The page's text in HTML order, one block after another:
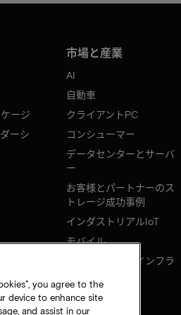
ージ
ーシ
市場と産業
AI
自動車
クライアントPC
コンシューマー
データセンターとサーバ
ー
お客様とパートナーのス
トレージ成功事例
インダストリアルIoT
モバイル
ネットワークのインフラ
you agree to the
device to enhance site
and assist in our